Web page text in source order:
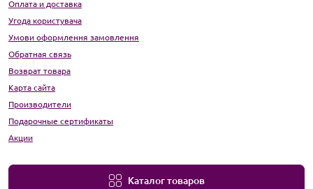
Оплата и доставка
Угода користувача
Умови оформлення замовлення
Обратная связь
Возврат товара
Карта сайта
Производители
Подарочные сертификаты
Акции
Каталог товаров